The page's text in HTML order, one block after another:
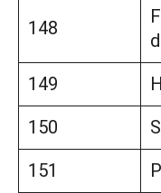
148
149
150
151